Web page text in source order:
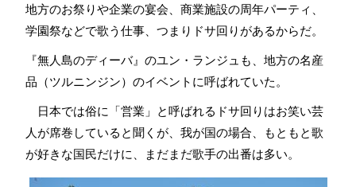
地方のお祭りや企業の宴会、商業施設の周年パーティ、
学園祭などで歌う仕事、つまりドサ回りがあるからだ。
『無人島のディーバ』のユン・ランジュも、地方の名産
品（ツルニンジン）のイベントに呼ばれていた。
日本では俗に「営業」と呼ばれるドサ回りはお笑い芸
人が席巻していると聞くが、我が国の場合、もともと歌
が好きな国民だけに、まだまだ歌手の出番は多い。